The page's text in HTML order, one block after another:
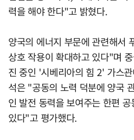
력을 해야 한다"고 밝혔다.
양국의 에너지 부문에 관련해서
상호 작용이 확대하고 있다"며
진 중인 '시베리아의 힘 2' 가스
석은 "공동의 노력 덕분에 양국
인 발전 동력을 보여주는 한편
있다"고 평가했다.